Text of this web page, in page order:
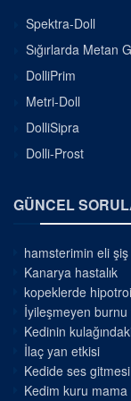
Spektra-Doll
Sığırlarda Metan
DolliPrim
Metri-Doll
DolliSipra
Dolli-Prost
GÜNCEL
hamsterimin eli şiş
Kanarya hastalık
kopeklerde
İyileşmeyen burnu
Kedinin
İlaç yan etkisi
Kedide ses gitmesi
Kedim kuru